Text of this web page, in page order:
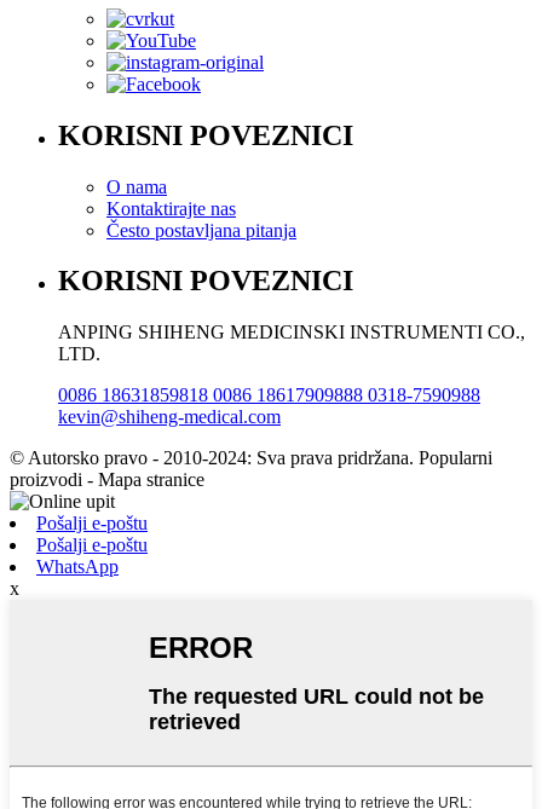
KORISNI POVEZNICI
O nama
Kontaktirajte nas
Često postavljana pitanja
KORISNI POVEZNICI
ANPING SHIHENG MEDICINSKI INSTRUMENTI CO.,
LTD.
0086 18631859818 0086 18617909888 0318-7590988
kevin@shiheng-medical.com
© Autorsko pravo - 2010-2024: Sva prava pridržana. Popularni
proizvodi - Mapa stranice
Pošalji e-poštu
Pošalji e-poštu
WhatsApp
x